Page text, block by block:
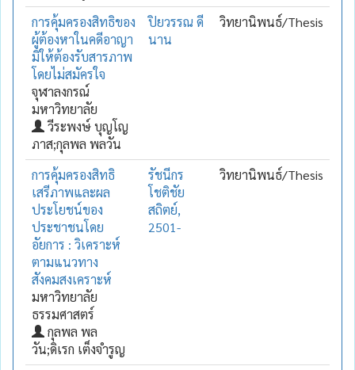
การคุ้มครองสิทธิของ
ผู้ต้องหาในคดีอาญา
มิให้ต้องรับสารภาพ
โดยไม่สมัครใจ
จุฬาลงกรณ์
มหาวิทยาลัย
วีระพงษ์ บุญโญ
ภาส;กุลพล พลวัน
ปิยวรรณ ดี
นาน
วิทยานิพนธ์/Thesis
การคุ้มครองสิทธิ
เสรีภาพและผล
ประโยชน์ของ
ประชาชนโดย
อัยการ : วิเคราะห์
ตามแนวทาง
สังคมสงเคราะห์
มหาวิทยาลัย
ธรรมศาสตร์
กุลพล พล
วัน;ดิเรก เต็งจำรูญ
รัชนีกร
โชติชัย
สถิตย์,
2501-
วิทยานิพนธ์/Thesis